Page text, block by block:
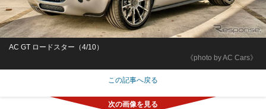
《photo by AC Cars》
AC GT ロードスター（4/10）
この記事へ戻る